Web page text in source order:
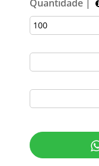
Quantidade |